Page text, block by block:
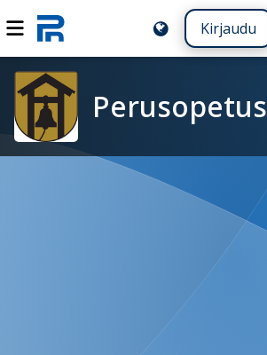
Kirjaudu
Perusopetus